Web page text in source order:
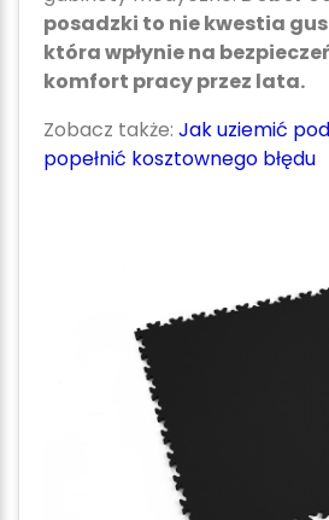
posadzki to nie kwestia
która wpłynie na
komfort pracy przez lata.
Zobacz także: Jak uziemić
popełnić kosztownego błędu